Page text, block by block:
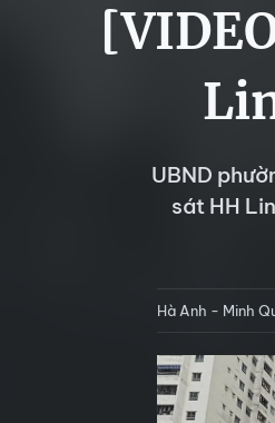
UBND
sát HH
Hà Anh - Minh